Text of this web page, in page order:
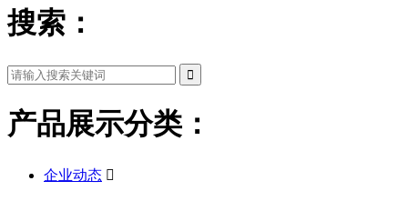
搜索：
产品展示分类：
企业动态 